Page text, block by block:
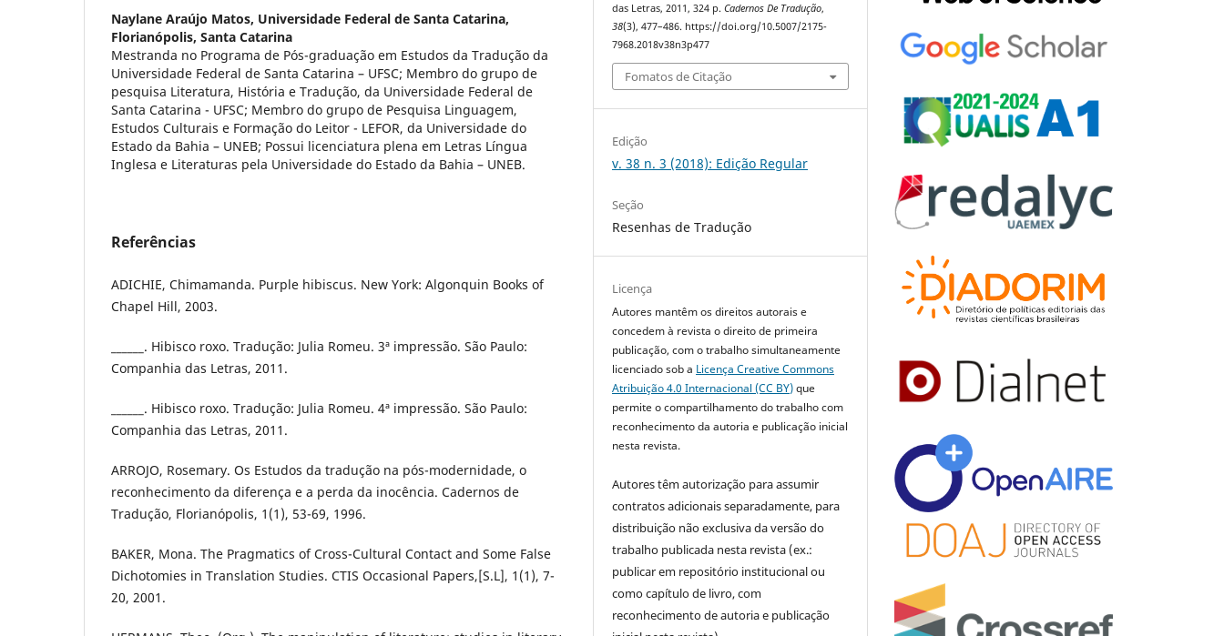
Naylane Araújo Matos, Universidade Federal de Santa Catarina,
Florianópolis, Santa Catarina
Mestranda no Programa de Pós-graduação em Estudos da Tradução da
Universidade Federal de Santa Catarina – UFSC; Membro do grupo de
pesquisa Literatura, História e Tradução, da Universidade Federal de
Santa Catarina - UFSC; Membro do grupo de Pesquisa Linguagem,
Estudos Culturais e Formação do Leitor - LEFOR, da Universidade do
Estado da Bahia – UNEB; Possui licenciatura plena em Letras Língua
Inglesa e Literaturas pela Universidade do Estado da Bahia – UNEB.
Referências
ADICHIE, Chimamanda. Purple hibiscus. New York: Algonquin Books of
Chapel Hill, 2003.
______. Hibisco roxo. Tradução: Julia Romeu. 3ª impressão. São Paulo:
Companhia das Letras, 2011.
______. Hibisco roxo. Tradução: Julia Romeu. 4ª impressão. São Paulo:
Companhia das Letras, 2011.
ARROJO, Rosemary. Os Estudos da tradução na pós-modernidade, o
reconhecimento da diferença e a perda da inocência. Cadernos de
Tradução, Florianópolis, 1(1), 53-69, 1996.
BAKER, Mona. The Pragmatics of Cross-Cultural Contact and Some False
Dichotomies in Translation Studies. CTIS Occasional Papers,[S.L], 1(1), 7-
20, 2001.
das Letras, 2011, 324 p.Cadernos De Tradução,
38(3), 477–486. https://doi.org/10.5007/2175-
7968.2018v38n3p477
Fomatos de Citação
Edição
v. 38 n. 3 (2018): Edição Regular
Seção
Resenhas de Tradução
Licença
Autores mantêm os direitos autorais e
concedem à revista o direito de primeira
publicação, com o trabalho simultaneamente
licenciado sob a Licença Creative Commons
Atribuição 4.0 Internacional (CC BY)que
permite o compartilhamento do trabalho com
reconhecimento da autoria e publicação inicial
nesta revista.
Autores têm autorização para assumir
contratos adicionais separadamente, para
distribuição não exclusiva da versão do
trabalho publicada nesta revista (ex.:
publicar em repositório institucional ou
como capítulo de livro, com
reconhecimento de autoria e publicação